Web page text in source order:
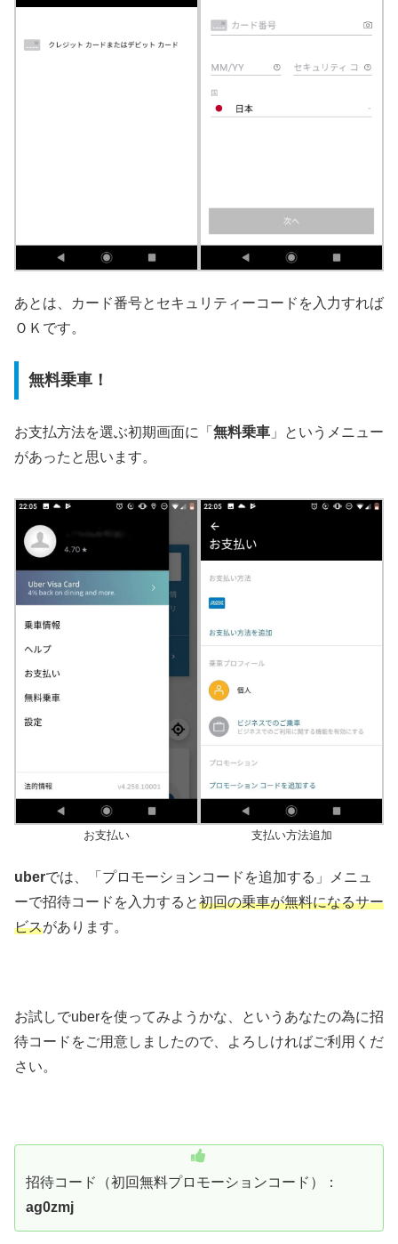
あとは、カード番号とセキュリティーコードを入力すれば
ＯＫです。
無料乗車！
お支払方法を選ぶ初期画面に「 無料乗車 」というメニュー
があったと思います。
お支払い 支払い方法追加
uberでは、「プロモーションコードを追加する」メニュ
ーで招待コードを入力すると初回の乗車が無料になるサー
ビスがあります。
お試しでuberを使ってみようかな、というあなたの為に招
待コードをご用意しましたので、よろしければご利用くだ
さい。
招待コード（初回無料プロモーションコード）：
ag0zmj